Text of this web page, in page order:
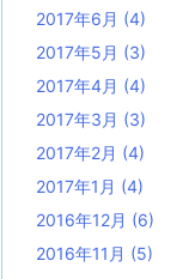
2017年6月 (4)
2017年5月 (3)
2017年4月 (4)
2017年3月 (3)
2017年2月 (4)
2017年1月 (4)
2016年12月 (6)
2016年11月 (5)